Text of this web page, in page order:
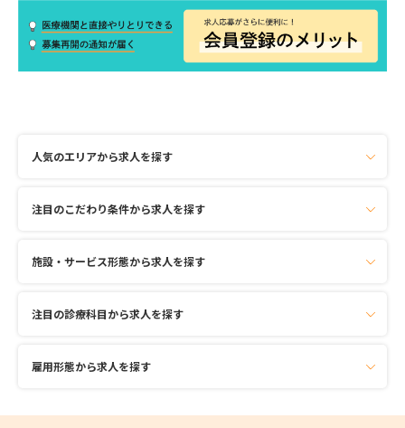
あたる。院長の高島孝之先生は、スポーツ整
形の分野にも詳しいため、スポーツをする人
たちが多く利用している点も大きな特色とい
えるだろう。元の状態に戻すだけでなく、元
の状態よりも機能を向上させることをめざす
人気のエリアから求人を探す
注目のこだわり条件から求人を探す
施設・サービス形態から求人を探す
注目の診療科目から求人を探す
雇用形態から求人を探す